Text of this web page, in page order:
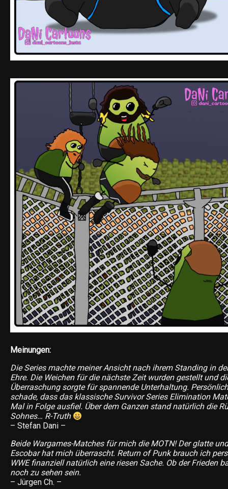
Meinungen:
Die Series machte meiner Ansicht nach ihrem Standing in
Ehre. Die Weichen für die nächste Zeit wurden gestellt und
Überraschung sorgte für spannende Unterhaltung.
schade, dass das klassische Survivor Series Elimination
Mal in Folge ausfiel. Über dem Ganzen stand natürlich die
Sohnes… R-Truth
– Stefan Dani –
Beide Wargames-Matches für mich die MOTN! Der glatte
Escobar hat mich überrascht. Return of Punk brauch ich
WWE finanziell natürlich eine riesen Sache. Ob der Frieden
noch zu sehen sein.
– Jürgen Ch. –